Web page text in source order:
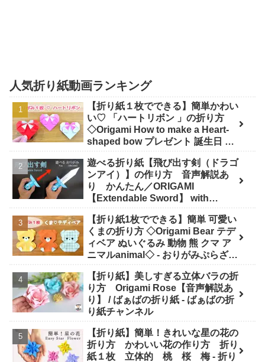
人気折り紙動画ランキング
【折り紙１枚でできる】簡単かわい
い♡ 「ハートリボン 」の折り方
◇Origami How to make a Heart-
shaped bow プレゼント 誕生日 母
がみぷらざ Origami-plaza
遊べる折り紙【飛び出す剣（ドラゴ
ンアイ）】の作り方 音声解説あ
り かんたん／ORIGAMI
【Extendable Sword】 with
【折り紙1枚でできる】簡単 可愛い
くまの折り方 ◇Origami Bear テデ
ィベア ぬいぐるみ 動物 熊 クマ ア
ニマルanimal◇ - おりがみぷらざ
【折り紙】美しすぎる立体バラの折
り方 Origami Rose【音声解説あ
り】 / ばぁばの折り紙 - ばぁばの折
り紙チャンネル
【折り紙】簡単！きれいな星の花の
折り方 かわいい花の作り方 折り
紙１枚 立体的 桃 桜 梅 - 折り